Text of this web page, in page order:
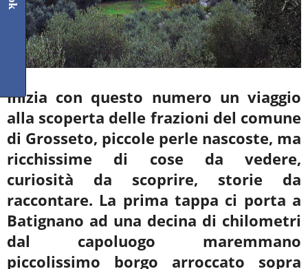
Inizia con questo numero un viaggio
alla scoperta delle frazioni del comune
di Grosseto, piccole perle nascoste, ma
ricchissime di cose da vedere,
curiosità da scoprire, storie da
raccontare. La prima tappa ci porta a
Batignano ad una decina di chilometri
dal capoluogo maremmano
piccolissimo borgo arroccato sopra